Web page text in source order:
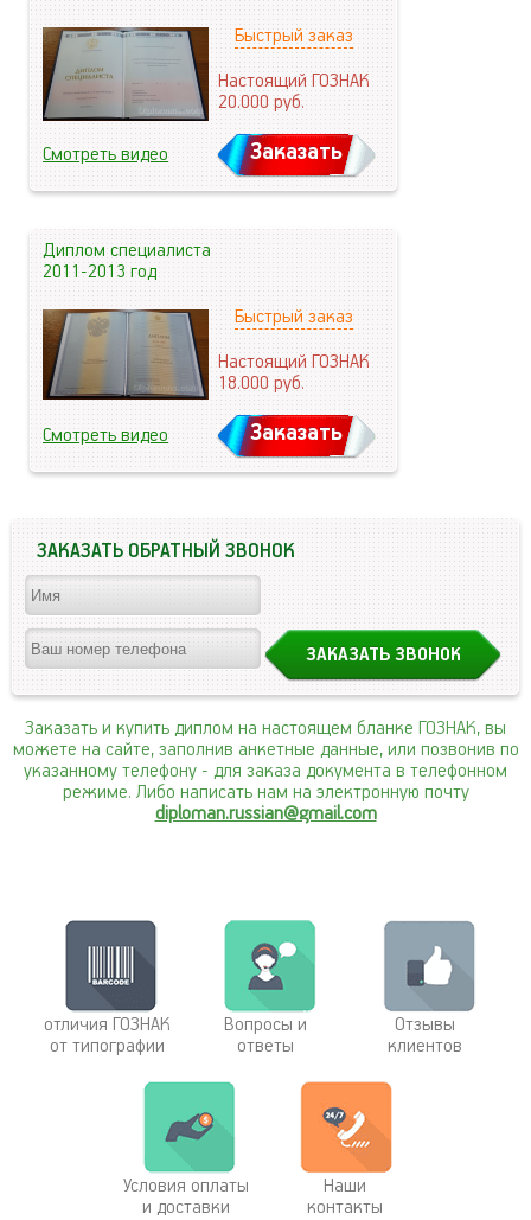
Быстрый заказ
Настоящий ГОЗНАК
20.000руб.
Смотреть видео Заказать
Диплом специалиста
2011-2013 год
Быстрый заказ
Настоящий ГОЗНАК
18.000руб.
Смотреть видео Заказать
ЗАКАЗАТЬ ОБРАТНЫЙ ЗВОНОК
Заказать и купить диплом на настоящем бланке ГОЗНАК, вы
можете на сайте, заполнив анкетные данные, или позвонив по
указанному телефону - для заказа документа в телефонном
режиме. Либо написать нам на электронную почту
diploman.russian@gmail.com
отличия ГОЗНАК
от типографии
Вопросы и
ответы
Отзывы
клиентов
Условия оплаты
и доставки
Наши
контакты